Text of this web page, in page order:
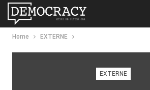
Home EXTERNE
EXTERNE